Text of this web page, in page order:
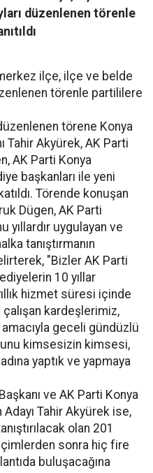
düzenlenen törenle
ilçe, ilçe ve belde
törenle partililere
törene Konya
Tahir Akyürek, AK Parti
AK Parti Konya
başkanları ile yeni
Törende konuşan
Dügen, AK Parti
yıllardır uygulayan ve
tanıştırmanın
"Bizler AK Parti
10 yıllar
hizmet süresi içinde
çalışan kardeşlerimiz,
geceli gündüzlü
kimsesizin kimsesi,
yaptık ve yapmaya
ve AK Parti Konya
Tahir Akyürek ise,
olan 201
sonra hiç fire
buluşacağına